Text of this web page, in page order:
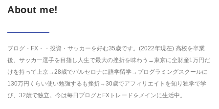
About me!
ブログ・FX・・投資・サッカーを好む35歳です。(2022年現在) 高校を卒業
後、サッカー選手を目指し人生で最大の挫折を味わう→東京に全財産1万円だ
けを持って上京→28歳でバルセロナに語学留学→プログラミングスクールに
130万円くらい使い勉強するも挫折→30歳でアフィリエイトを知り独学で学
び、32歳で独立。今は毎日ブログとFXトレードをメインに生活中。